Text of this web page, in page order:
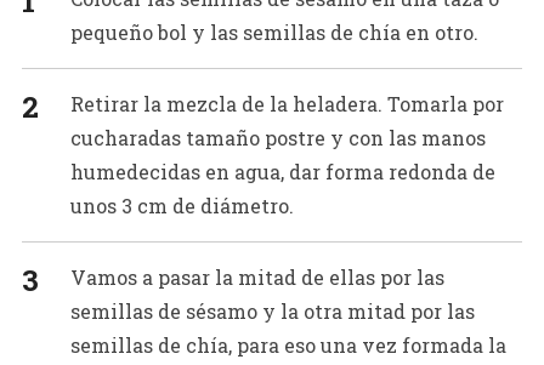
pequeño bol y las semillas de chía en otro.
Retirar la mezcla de la heladera. Tomarla por
cucharadas tamaño postre y con las manos
humedecidas en agua, dar forma redonda de
unos 3 cm de diámetro.
Vamos a pasar la mitad de ellas por las
semillas de sésamo y la otra mitad por las
semillas de chía, para eso una vez formada la